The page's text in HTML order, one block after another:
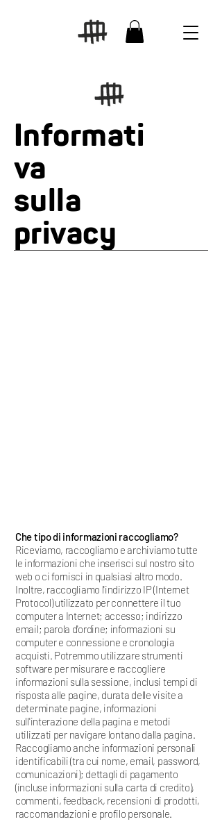
Informati
va
sulla
privacy
Che tipo di informazioni raccogliamo?
Riceviamo, raccogliamo e archiviamo tutte
le informazioni che inserisci sul nostro sito
web o ci fornisci in qualsiasi altro modo.
Inoltre, raccogliamo l'indirizzo IP (Internet
Protocol) utilizzato per connettere il tuo
computer a Internet; accesso; indirizzo
email; parola d'ordine; informazioni su
computer e connessione e cronologia
acquisti. Potremmo utilizzare strumenti
software per misurare e raccogliere
informazioni sulla sessione, inclusi tempi di
risposta alle pagine, durata delle visite a
determinate pagine, informazioni
sull'interazione della pagina e metodi
utilizzati per navigare lontano dalla pagina.
Raccogliamo anche informazioni personali
identificabili (tra cui nome, email, password,
comunicazioni); dettagli di pagamento
(incluse informazioni sulla carta di credito),
commenti, feedback, recensioni di prodotti,
raccomandazioni e profilo personale.